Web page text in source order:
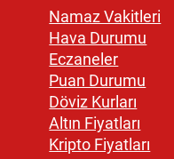
Namaz Vakitleri
Hava Durumu
Eczaneler
Puan Durumu
Döviz Kurları
Altın Fiyatları
Kripto Fiyatları